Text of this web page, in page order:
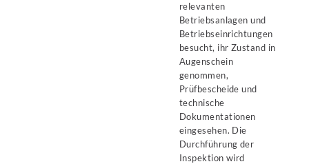
relevanten
Betriebsanlagen und
Betriebseinrichtungen
besucht, ihr Zustand in
Augenschein
genommen,
Prüfbescheide und
technische
Dokumentationen
eingesehen. Die
Durchführung der
Inspektion wird